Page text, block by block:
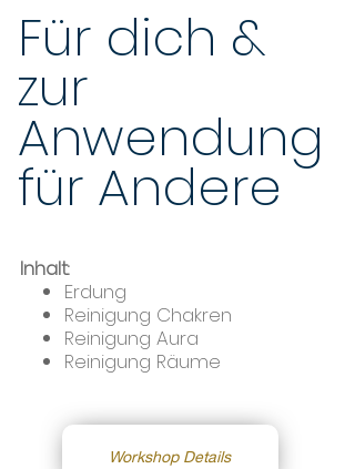
Für dich &
zur
Anwendung
für Andere
Inhalt:
Erdung
Reinigung Chakren
Reinigung Aura
Reinigung Räume
Workshop Details